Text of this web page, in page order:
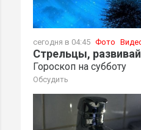
сегодня в 04:45 Фото
Стрельцы,
Гороскоп на субботу
Обсудить